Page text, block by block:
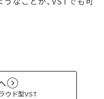
ウド型VST